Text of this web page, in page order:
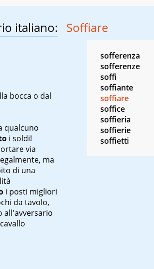
italiano: Soffiare
bocca o dal
qualcuno
i soldi!
via
ma
di una
i posti migliori
da tavolo,
all'avversario
sofferenza
sofferenze
soffi
soffiante
soffiare
soffice
soffieria
soffierie
soffietti